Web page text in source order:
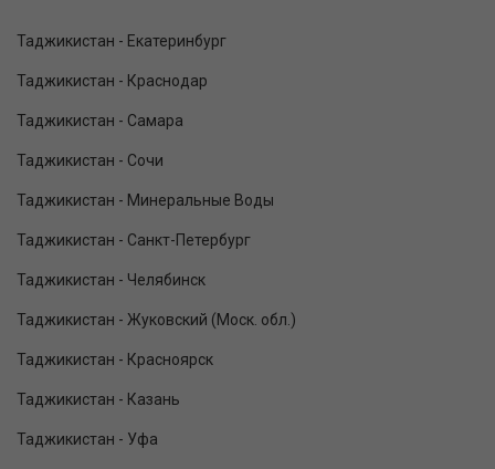
Таджикистан - Екатеринбург
Таджикистан - Краснодар
Таджикистан - Самара
Таджикистан - Сочи
Таджикистан - Минеральные Воды
Таджикистан - Санкт-Петербург
Таджикистан - Челябинск
Таджикистан - Жуковский (Моск. обл.)
Таджикистан - Красноярск
Таджикистан - Казань
Таджикистан - Уфа